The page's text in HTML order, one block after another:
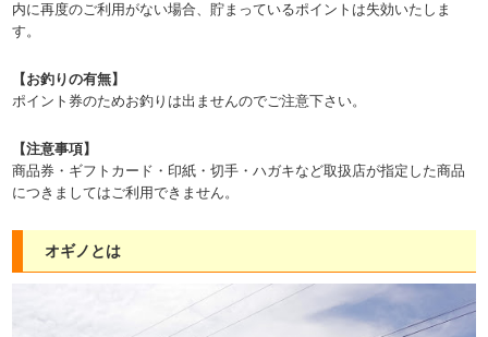
内に再度のご利用がない場合、貯まっているポイントは失効いたしま
す。
【お釣りの有無】
ポイント券のためお釣りは出ませんのでご注意下さい。
【注意事項】
商品券・ギフトカード・印紙・切手・ハガキなど取扱店が指定した商品
につきましてはご利用できません。
オギノとは